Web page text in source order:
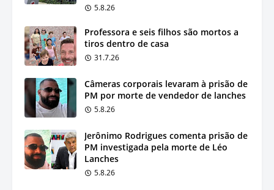
5.8.26
Professora e seis filhos são mortos a
tiros dentro de casa
31.7.26
Câmeras corporais levaram à prisão de
PM por morte de vendedor de lanches
5.8.26
Jerônimo Rodrigues comenta prisão de
PM investigada pela morte de Léo
Lanches
5.8.26